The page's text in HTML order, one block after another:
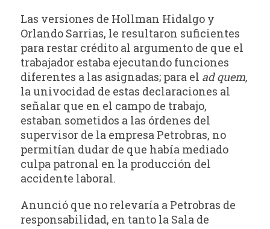
Las versiones de Hollman Hidalgo y
Orlando Sarrias, le resultaron suficientes
para restar crédito al argumento de que el
trabajador estaba ejecutando funciones
diferentes a las asignadas; para el ad quem,
la univocidad de estas declaraciones al
señalar que en el campo de trabajo,
estaban sometidos a las órdenes del
supervisor de la empresa Petrobras, no
permitían dudar de que había mediado
culpa patronal en la producción del
accidente laboral.
Anunció que no relevaría a Petrobras de
responsabilidad, en tanto la Sala de